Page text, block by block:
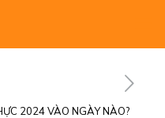
2024 VÀO NGÀY NÀO?